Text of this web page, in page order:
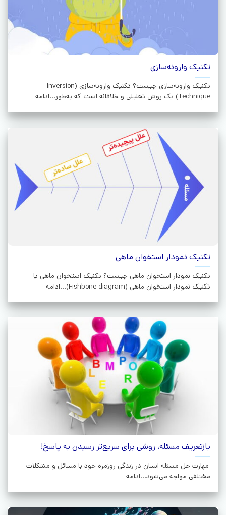
تکنیک وارونه‌سازی
تکنیک وارونه‌سازی چیست؟ تکنیک وارونه‌سازی (Inversion
Technique) یک روش تحلیلی و خلاقانه است که به‌طور...ادامه
تکنیک نمودار استخوان ماهی
تکنیک نمودار استخوان ماهی چیست؟ تکنیک استخوان ماهی یا
تکنیک نمودار استخوان ماهی (Fishbone diagram)...ادامه
بازتعریف مسئله، روشی برای سریع‌تر رسیدن به پاسخ!
مهارت حل مسئله انسان در زندگی روزمره خود با مسائل و مشکلات
مختلفی مواجه می‌شود...ادامه